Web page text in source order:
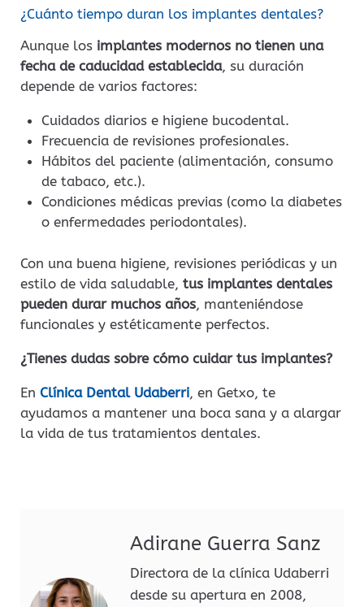
¿Cuánto tiempo duran los implantes dentales?
Aunque los implantes modernos no tienen una
fecha de caducidad establecida, su duración
depende de varios factores:
Cuidados diarios e higiene bucodental.
Frecuencia de revisiones profesionales.
Hábitos del paciente (alimentación, consumo
de tabaco, etc.).
Condiciones médicas previas (como la diabetes
o enfermedades periodontales).
Con una buena higiene, revisiones periódicas y un
estilo de vida saludable, tus implantes dentales
pueden durar muchos años, manteniéndose
funcionales y estéticamente perfectos.
¿Tienes dudas sobre cómo cuidar tus implantes?
En Clínica Dental Udaberri, en Getxo, te
ayudamos a mantener una boca sana y a alargar
la vida de tus tratamientos dentales.
Adirane Guerra Sanz
Directora de la clínica Udaberri
desde su apertura en 2008,